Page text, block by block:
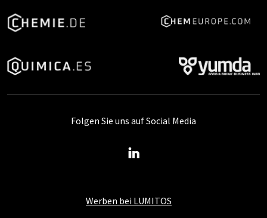
Werben bei LUMITOS
Folgen Sie uns auf Social Media